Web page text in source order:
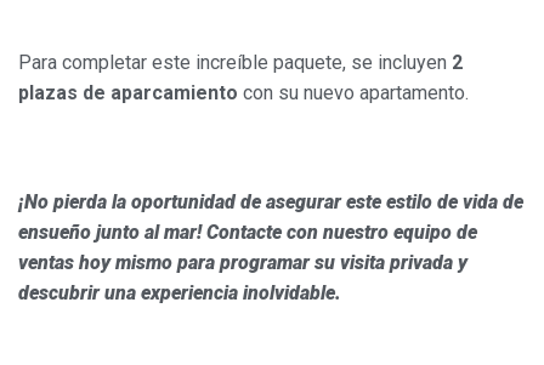
Para completar este increíble paquete, se incluyen 2
plazas de aparcamiento con su nuevo apartamento.
¡No pierda la oportunidad de asegurar este estilo de vida de
ensueño junto al mar! Contacte con nuestro equipo de
ventas hoy mismo para programar su visita privada y
descubrir una experiencia inolvidable.